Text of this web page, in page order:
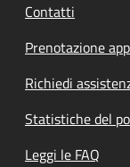
Contatti
Prenotazione
Richiedi
Statistiche del
Leggi le FAQ